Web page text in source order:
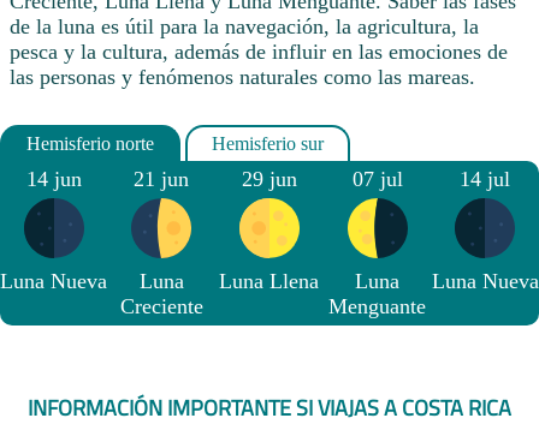
de la luna es útil para la navegación, la agricultura, la
pesca y la cultura, además de influir en las emociones de
las personas y fenómenos naturales como las mareas.
14 jun
Luna Nueva
21 jun
Luna
Creciente
29 jun
Luna Llena
07 jul
Luna
Menguante
14 jul
Luna Nueva
INFORMACIÓN IMPORTANTE SI VIAJAS A COSTA RICA